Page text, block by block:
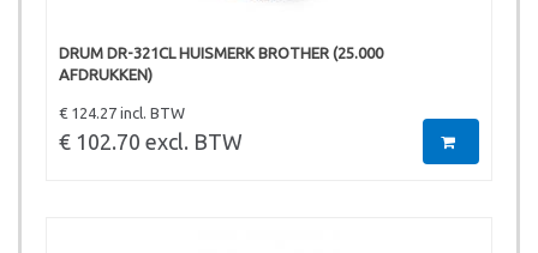
DRUM DR-321CL HUISMERK BROTHER (25.000
AFDRUKKEN)
€ 124.27 incl. BTW
€ 102.70 excl. BTW